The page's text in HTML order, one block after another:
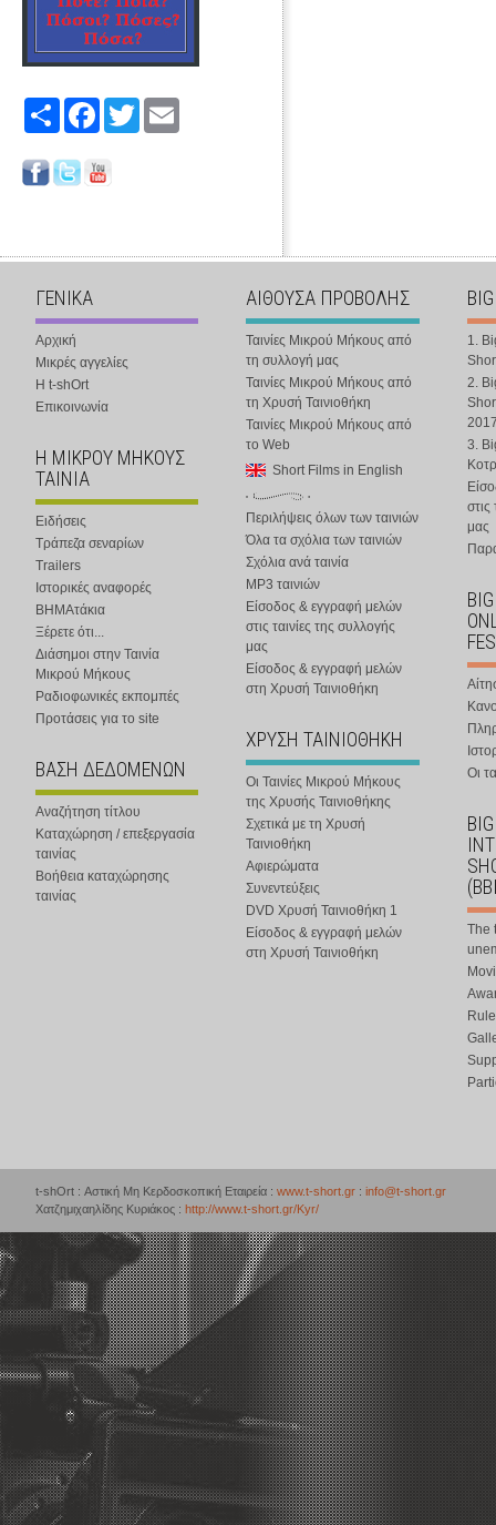
Share FacebookTwitter
ΓΕΝΙΚΑ
Αρχική
Μικρές αγγελίες
Η t-shOrt
Επικοινωνία
Η ΜΙΚΡΟΥ ΜΗΚΟΥΣ
ΤΑΙΝΙΑ
Ειδήσεις
Τράπεζα σεναρίων
Trailers
Ιστορικές αναφορές
ΒΗΜΑτάκια
Ξέρετε ότι...
Διάσημοι στην Ταινία
Μικρού Μήκους
Ραδιοφωνικές εκπομπές
Προτάσεις για το site
ΒΑΣΗ ΔΕΔΟΜΕΝΩΝ
Αναζήτηση τίτλου
Καταχώρηση / επεξεργασία
ταινίας
Βοήθεια καταχώρησης
ταινίας
ΑΙΘΟΥΣΑ ΠΡΟΒΟΛΗΣ
Ταινίες Μικρού Μήκους από
τη συλλογή μας
Ταινίες Μικρού Μήκους από
τη Χρυσή Ταινιοθήκη
Ταινίες Μικρού Μήκους από
το Web
Short Films in English
Περιλήψεις όλων των ταινιών
Όλα τα σχόλια των ταινιών
Σχόλια ανά ταινία
MP3 ταινιών
Είσοδος & εγγραφή μελών
στις ταινίες της συλλογής
μας
Είσοδος & εγγραφή μελών
στη Χρυσή Ταινιοθήκη
ΧΡΥΣΗ ΤΑΙΝΙΟΘΗΚΗ
Οι Ταινίες Μικρού Μήκους
της Χρυσής Ταινιοθήκης
Σχετικά με τη Χρυσή
Ταινιοθήκη
Αφιερώματα
Συνεντεύξεις
DVD Χρυσή Ταινιοθήκη 1
Είσοδος & εγγραφή μελών
στη Χρυσή Ταινιοθήκη
1.
2.
3.
στις
μας
Οι
The
t-shOrt : Αστική Μη Κερδοσκοπική Εταιρεία : www.t-short.gr : info@t-short.gr
Χατζημιχαηλίδης Κυριάκος : http://www.t-short.gr/Kyr/